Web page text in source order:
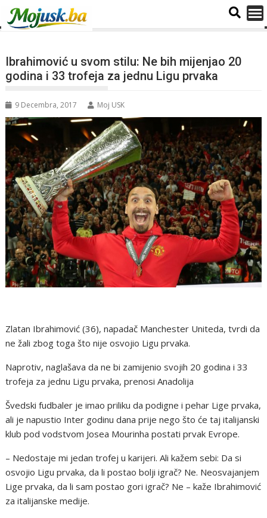
Ibrahimović u svom stilu: Ne bih mijenjao 20
godina i 33 trofeja za jednu Ligu prvaka
9 Decembra, 2017 Moj USK
Zlatan Ibrahimović (36), napadač Manchester Uniteda, tvrdi da
ne žali zbog toga što nije osvojio Ligu prvaka.
Naprotiv, naglašava da ne bi zamijenio svojih 20 godina i 33
trofeja za jednu Ligu prvaka, prenosi Anadolija
Švedski fudbaler je imao priliku da podigne i pehar Lige prvaka,
ali je napustio Inter godinu dana prije nego što će taj italijanski
klub pod vodstvom Josea Mourinha postati prvak Evrope.
– Nedostaje mi jedan trofej u karijeri. Ali kažem sebi: Da si
osvojio Ligu prvaka, da li postao bolji igrač? Ne. Neosvajanjem
Lige prvaka, da li sam postao gori igrač? Ne – kaže Ibrahimović
za italijanske medije.